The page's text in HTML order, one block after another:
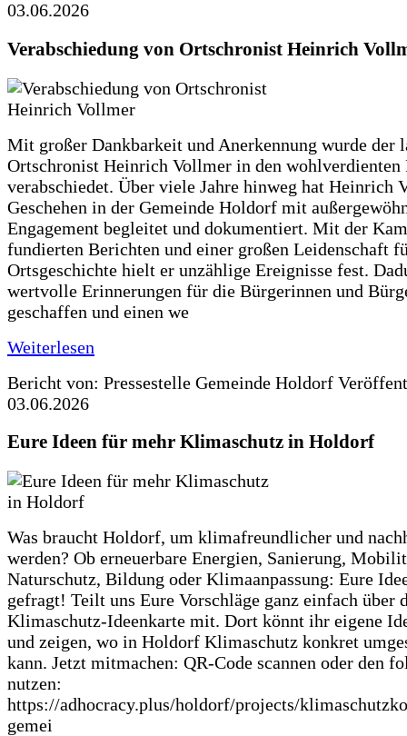
03.06.2026
Verabschiedung von Ortschronist Heinrich
Mit großer Dankbarkeit und Anerkennung wurde der
Ortschronist Heinrich Vollmer in den wohlverdienten
verabschiedet. Über viele Jahre hinweg hat Heinrich
Geschehen in der Gemeinde Holdorf mit
Engagement begleitet und dokumentiert. Mit der
fundierten Berichten und einer großen Leidenschaft
Ortsgeschichte hielt er unzählige Ereignisse fest.
wertvolle Erinnerungen für die Bürgerinnen und
geschaffen und einen we
Weiterlesen
Bericht von: Pressestelle Gemeinde Holdorf
03.06.2026
Eure Ideen für mehr Klimaschutz in Holdorf
Was braucht Holdorf, um klimafreundlicher und
werden? Ob erneuerbare Energien, Sanierung,
Naturschutz, Bildung oder Klimaanpassung: Eure
gefragt! Teilt uns Eure Vorschläge ganz einfach über
Klimaschutz-Ideenkarte mit. Dort könnt ihr eigene
und zeigen, wo in Holdorf Klimaschutz konkret
kann. Jetzt mitmachen: QR-Code scannen oder den
nutzen:
https://adhocracy.plus/holdorf/projects/
gemei